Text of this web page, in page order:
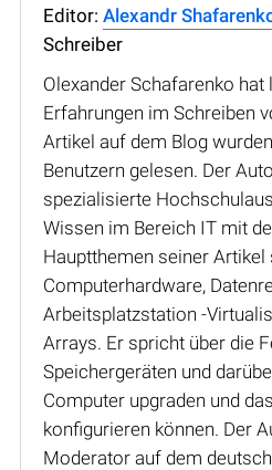
Editor: Alexandr
Schreiber
Olexander Schafarenko hat
Erfahrungen im Schreiben
Artikel auf dem Blog
Benutzern gelesen. Der
spezialisierte
Wissen im Bereich IT mit
Hauptthemen seiner Artikel
Computerhardware,
Arbeitsplatzstation -
Arrays. Er spricht über die
Speichergeräten und
Computer upgraden und
konfigurieren können. Der
Moderator auf dem